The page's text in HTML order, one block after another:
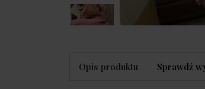
Opis produktu Sprawdź